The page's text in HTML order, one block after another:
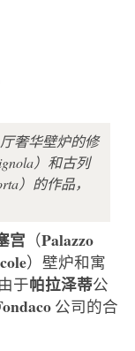
奢华壁炉的修
）和古列
）的作品，
宫 （Palazzo
）壁炉和寓
于帕拉泽蒂公
公司的合